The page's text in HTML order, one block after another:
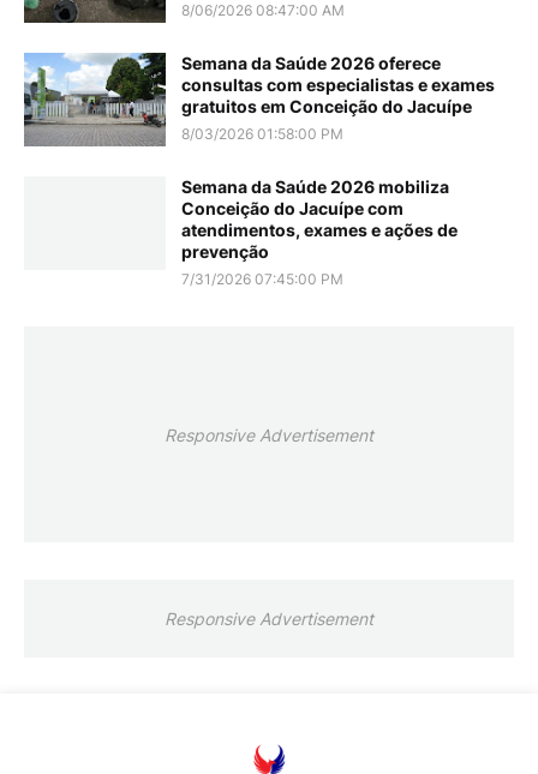
8/06/2026 08:47:00 AM
Semana da Saúde 2026 oferece
consultas com especialistas e exames
gratuitos em Conceição do Jacuípe
8/03/2026 01:58:00 PM
Semana da Saúde 2026 mobiliza
Conceição do Jacuípe com
atendimentos, exames e ações de
prevenção
7/31/2026 07:45:00 PM
Responsive Advertisement
Responsive Advertisement